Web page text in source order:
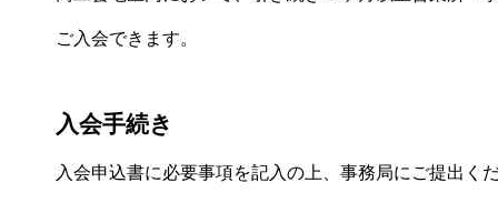
ご入会できます。
入会手続き
入会申込書に必要事項を記入の上、事務局にご提出く